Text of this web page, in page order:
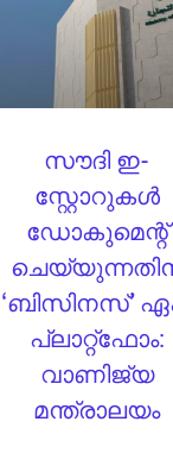
സൗദി ഇ-
സ്റ്റോറുകൾ
ഡോകുമെന്റ്
‘ബിസിനസ്’
പ്ലാറ്റ്‌ഫോം:
വാണിജ്യ
മന്ത്രാലയം